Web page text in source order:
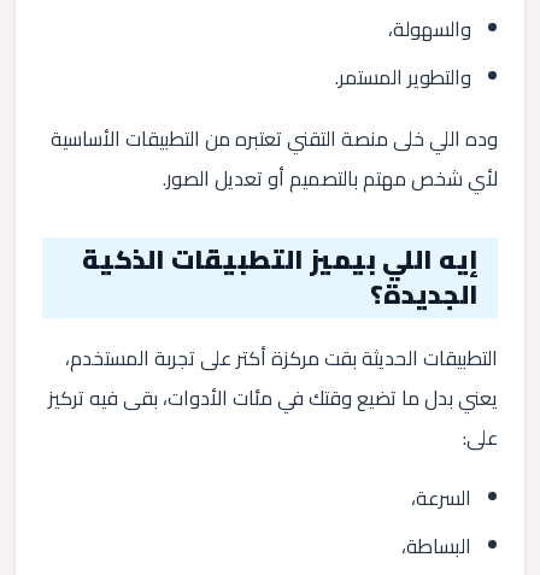
والسهولة،
والتطوير المستمر.
وده اللي خلى منصة التقني تعتبره من التطبيقات الأساسية
لأي شخص مهتم بالتصميم أو تعديل الصور.
إيه اللي بيميز التطبيقات الذكية
الجديدة؟
التطبيقات الحديثة بقت مركزة أكتر على تجربة المستخدم،
يعني بدل ما تضيع وقتك في مئات الأدوات، بقى فيه تركيز
على:
السرعة،
البساطة،